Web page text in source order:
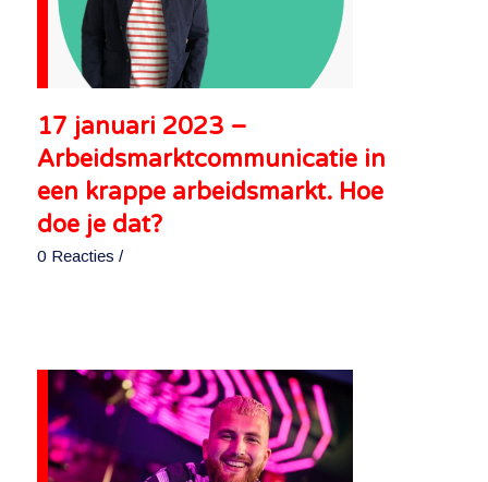
17 januari 2023 –
Arbeidsmarktcommunicatie in
een krappe arbeidsmarkt. Hoe
doe je dat?
0 Reacties /